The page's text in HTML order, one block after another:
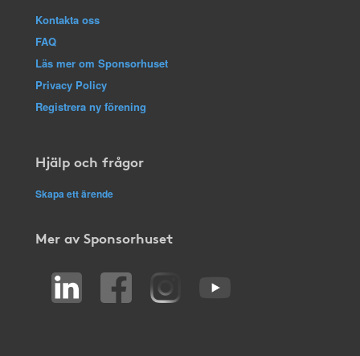
Kontakta oss
FAQ
Läs mer om Sponsorhuset
Privacy Policy
Registrera ny förening
Hjälp och frågor
Skapa ett ärende
Mer av Sponsorhuset